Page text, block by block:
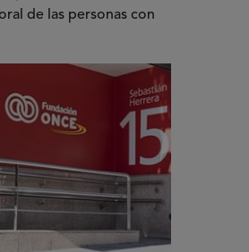
de las personas con